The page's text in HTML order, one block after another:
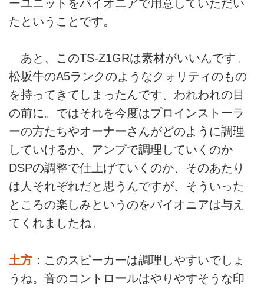
ーユニットをパイオニアで用意していただい
たということです。
あと、このTS-Z1GRは素材がいいんです。
松坂牛のA5ランクのようなクォリティのもの
を持ってきてしまったんです、われわれの目
の前に。ではそれを今度はプロインストーラ
ーの方たちやオーナーさんがどのように調理
していけるか、アンプで調理していくのか
DSPの調整で仕上げていくのか、そのあたり
は人それぞれだと思うんですが、そういった
ところの楽しみというのをパイオニアは与え
てくれましたね。
土方 ：このスピーカーは調理しやすいでしょ
うね。音のコントロールはやりやすそうな印